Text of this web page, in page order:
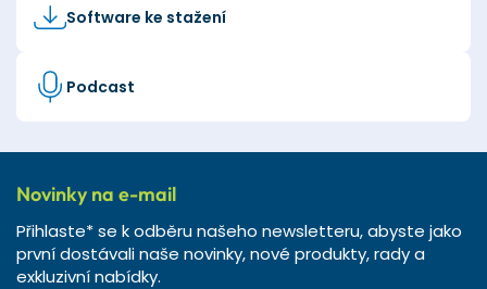
Software ke stažení
Podcast
Novinky na e-mail
Přihlaste* se k odběru našeho newsletteru, abyste jako
první dostávali naše novinky, nové produkty, rady a
exkluzivní nabídky.